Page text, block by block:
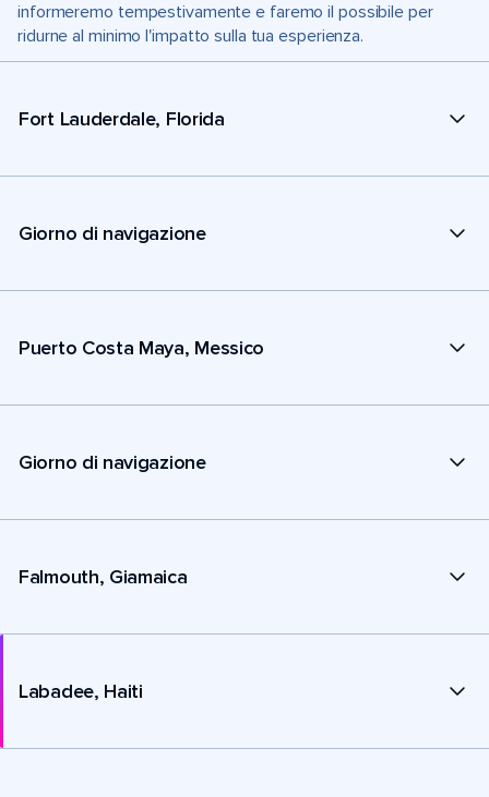
informeremo tempestivamente e faremo il possibile per
ridurne al minimo l'impatto sulla tua esperienza.
Fort Lauderdale, Florida
Giorno di navigazione
Puerto Costa Maya, Messico
Giorno di navigazione
Falmouth, Giamaica
Labadee, Haiti